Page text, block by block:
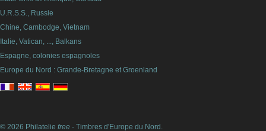
U.R.S.S., Russie
Chine, Cambodge, Vietnam
Italie, Vatican, ..., Balkans
Espagne, colonies espagnoles
Europe du Nord : Grande-Bretagne et Groenland
© 2026 Philatelie free - Timbres d'Europe du Nord.